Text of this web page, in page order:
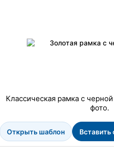
Классическая рамка с
фото.
Открыть шаблон Вставить